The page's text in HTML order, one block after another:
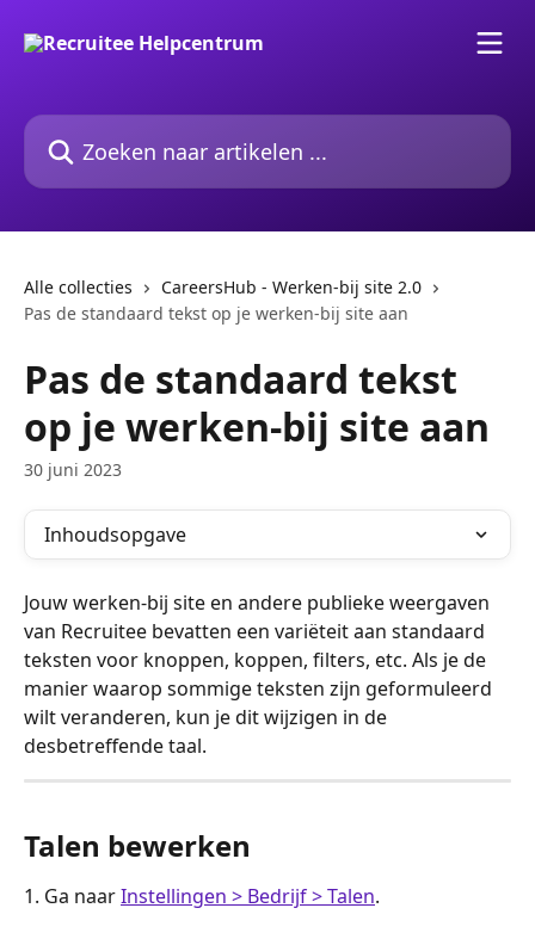
Zoeken naar artikelen ...
Alle collecties
CareersHub - Werken-bij site 2.0
Pas de standaard tekst op je werken-bij site aan
Pas de standaard tekst
op je werken-bij site aan
30 juni 2023
Inhoudsopgave
Jouw werken-bij site en andere publieke weergaven
van Recruitee bevatten een variëteit aan standaard
teksten voor knoppen, koppen, filters, etc. Als je de
manier waarop sommige teksten zijn geformuleerd
wilt veranderen, kun je dit wijzigen in de
desbetreffende taal.
Talen bewerken
1. Ga naar Instellingen > Bedrijf > Talen.